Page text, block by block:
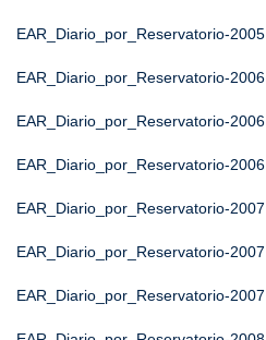
EAR_Diario_por_Reservatorio-2005
EAR_Diario_por_Reservatorio-2006
EAR_Diario_por_Reservatorio-2006
EAR_Diario_por_Reservatorio-2006
EAR_Diario_por_Reservatorio-2007
EAR_Diario_por_Reservatorio-2007
EAR_Diario_por_Reservatorio-2007